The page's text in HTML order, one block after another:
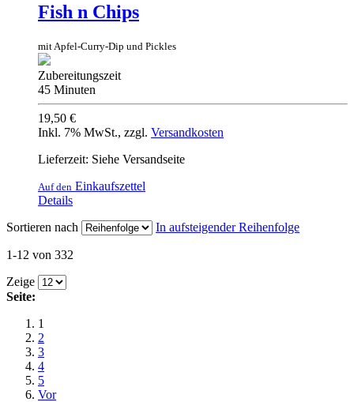
Fish n Chips
mit Apfel-Curry-Dip und Pickles
Zubereitungszeit
45 Minuten
19,50 €
Inkl. 7% MwSt., zzgl. Versandkosten
Lieferzeit: Siehe Versandseite
Auf den Einkaufszettel
Details
Sortieren nach
In aufsteigender Reihenfolge
1-12 von 332
Zeige
Seite:
1
2
3
4
5
Vor